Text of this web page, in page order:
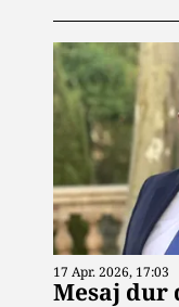
17 Apr. 2026, 17:03
Mesaj dur